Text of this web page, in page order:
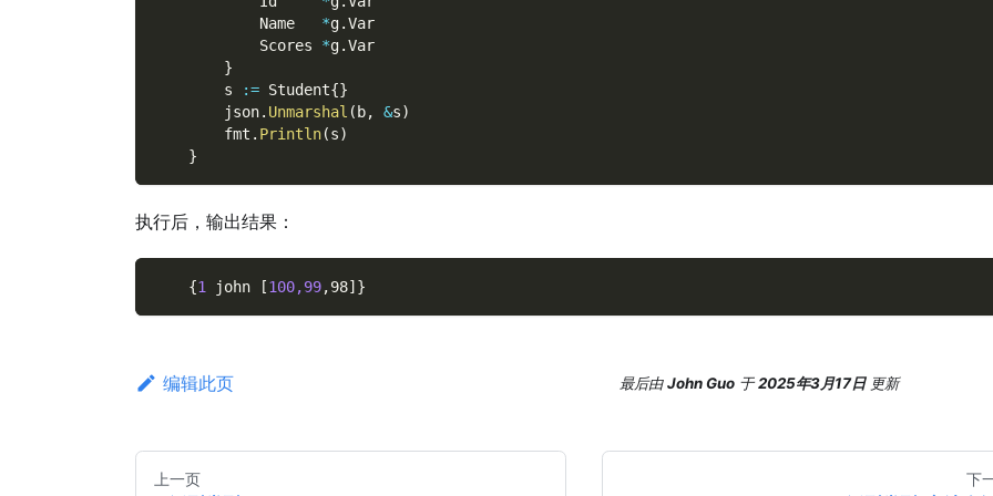
            Name
*g.Var
            Scores
*g.Var
}
        s
:= Student{}
        json
. Unmarshal ( b, &s)
        fmt
. Println(s)
}
执行后，输出结果：
{1 john [100,99,98] }
编辑此页 最后由John Guo 于2025年3月17日 更新
上一页 下